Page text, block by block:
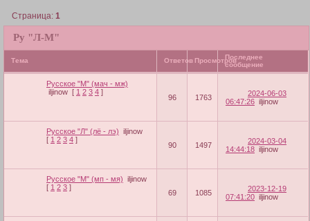
Ру "Л-М"
Страница:1
Тема Ответов ПросмотровПоследнее
сообщение
Русское "М" (мач - мж)
iljinow [ 1 2 3 4 ]
96 1763
2024-06-03
06:47:26 iljinow
Русское "Л" (лё - лэ) iljinow
[ 1 2 3 4 ]
90 1497
2024-03-04
14:44:18 iljinow
Русское "М" (мп - мя) iljinow
[ 1 2 3 ]
69 1085
2023-12-19
07:41:20 iljinow